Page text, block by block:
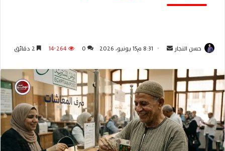
حسن النجار
س
ر
ي
د
ا
8:31 م15 يونيو، 2026 0 14٬264